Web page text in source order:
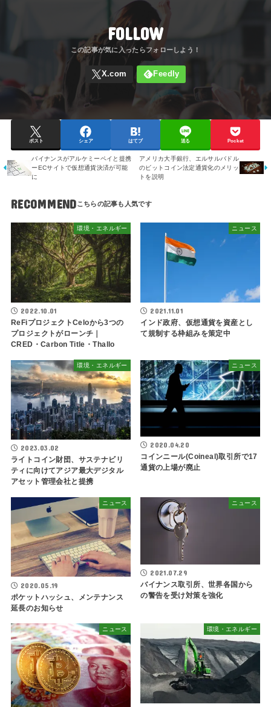
FOLLOW
ポスト シェア はてブ 送る Pocket
バイナンスがアルケミーペイと提携
ーECサイトで仮想通貨決済が可能
に
アメリカ大手銀行、エルサルバドル
のビットコイン法定通貨化のメリッ
トを説明
RECOMMEND
環境・エネルギー
2022.10.01
ReFiプロジェクトCeloから3つの
プロジェクトがローンチ｜
CRED・Carbon Title・Thallo
ニュース
2021.11.01
インド政府、仮想通貨を資産とし
て規制する枠組みを策定中
環境・エネルギー
2023.03.02
ライトコイン財団、サステナビリ
ティに向けてアジア最大デジタル
アセット管理会社と提携
ニュース
2020.04.20
コインニール(Coineal)取引所で17
通貨の上場が廃止
ニュース
2020.05.19
ポケットハッシュ、メンテナンス
延長のお知らせ
ニュース
2021.07.29
バイナンス取引所、世界各国から
の警告を受け対策を強化
ニュース 環境・エネルギー